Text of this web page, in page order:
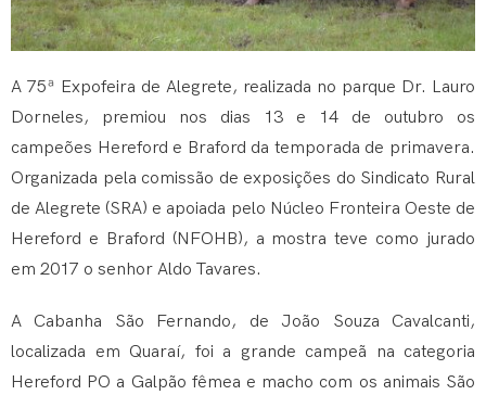
A 75ª Expofeira de Alegrete, realizada no parque Dr. Lauro
Dorneles, premiou nos dias 13 e 14 de outubro os
campeões Hereford e Braford da temporada de primavera.
Organizada pela comissão de exposições do Sindicato Rural
de Alegrete (SRA) e apoiada pelo Núcleo Fronteira Oeste de
Hereford e Braford (NFOHB), a mostra teve como jurado
em 2017 o senhor Aldo Tavares.
A Cabanha São Fernando, de João Souza Cavalcanti,
localizada em Quaraí, foi a grande campeã na categoria
Hereford PO a Galpão fêmea e macho com os animais São